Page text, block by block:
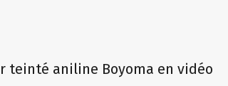
teinté aniline Boyoma en vidéo